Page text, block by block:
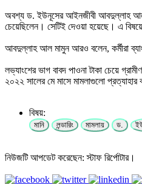
অবশ্য ড. ইউনূসের আইনজীবী আবদুল্লাহ আল
চেয়েছিলেন। সেটিই দেওয়া হয়েছে। এ
আবদুল্লাহ আল মামুন আরও বলেন, কর্মীরা
লভ্যাংশের ভাগ বাবদ পাওনা টাকা চেয়ে
২০২২ সালের মে মাসে মামলাগুলো
বিষয়:
মানি লন্ডারিং মামলায় ড.
নিউজটি আপডেট করেছেন: স্টাফ রির্পোটার।